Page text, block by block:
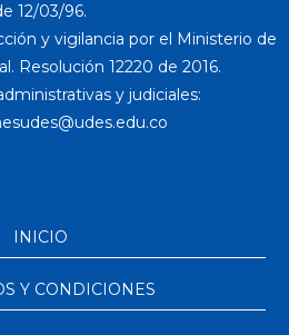
12/03/96.
y vigilancia por el Ministerio de
Resolución 12220 de 2016.
y judiciales:
INICIO
Y CONDICIONES